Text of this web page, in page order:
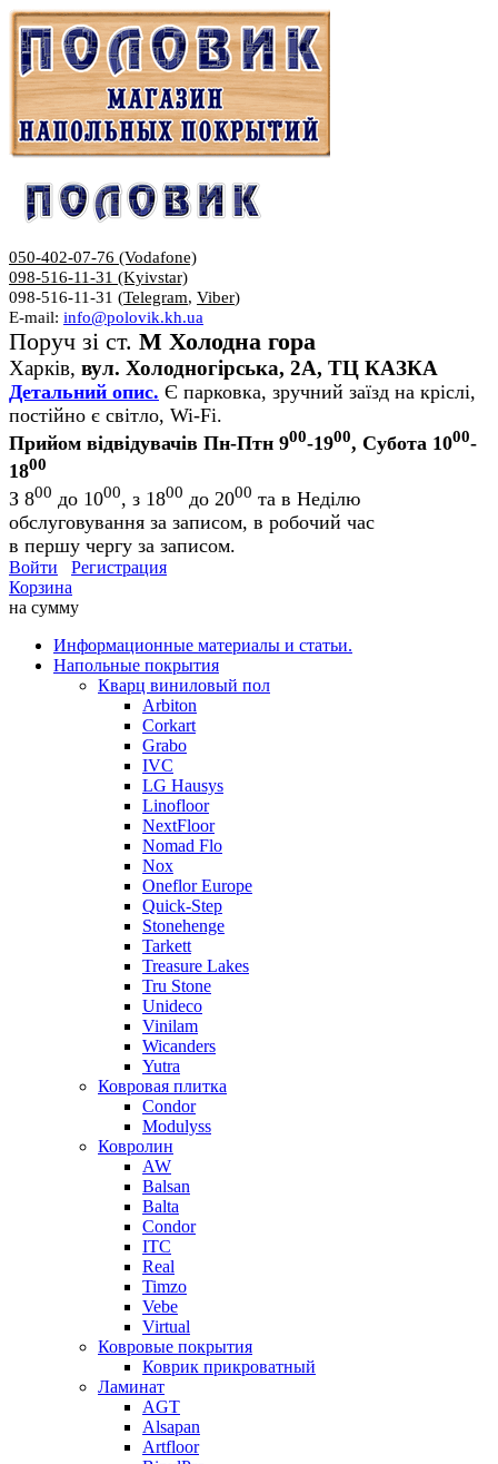
050-402-07-76 (Vodafone)
098-516-11-31 (Kyivstar)
098-516-11-31 (Telegram, Viber)
E-mail: info@polovik.kh.ua
Поруч зі ст. М Холодна гора
Харків, вул. Холодногірська, 2А, ТЦ КАЗКА
Детальний опис. Є парковка, зручний заїзд на кріслі,
постійно є світло, Wi-Fi.
Прийом відвідувачів Пн-Птн 900-1900, Субота 1000-
1800
З 800 до 1000, з 1800 до 2000 та в Неділю
обслуговування за записом, в робочий час
в першу чергу за записом.
Войти
Регистрация
Корзина
на сумму
Информационные материалы и статьи.
Напольные покрытия
Кварц виниловый пол
Arbiton
Corkart
Grabo
IVC
LG Hausys
Linofloor
NextFloor
Nomad Flo
Nox
Oneflor Europe
Quick-Step
Stonehenge
Tarkett
Treasure Lakes
Tru Stone
Unideco
Vinilam
Wicanders
Yutra
Ковровая плитка
Condor
Modulyss
Ковролин
AW
Balsan
Balta
Condor
ITC
Real
Timzo
Vebe
Virtual
Ковровые покрытия
Коврик прикроватный
Ламинат
AGT
Alsapan
Artfloor